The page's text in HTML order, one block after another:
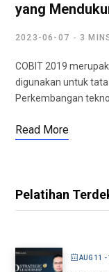
yang
2023-06-07 3
COBIT 2019
digunakan untuk tata
Perkembangan
Read More
Pelatihan
AUG 11